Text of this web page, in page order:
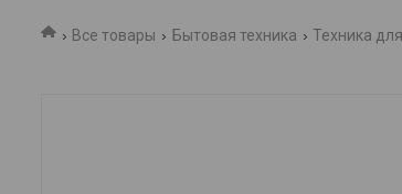
Все товары Бытовая техника Техника